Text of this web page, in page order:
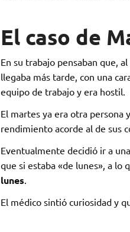
El caso de
En su trabajo pensaban que,
llegaba más tarde, con una
equipo de trabajo y era hostil.
El martes ya era otra persona
rendimiento acorde al de sus
Eventualmente decidió ir a
que si estaba «de lunes», a lo
lunes.
El médico sintió curiosidad y